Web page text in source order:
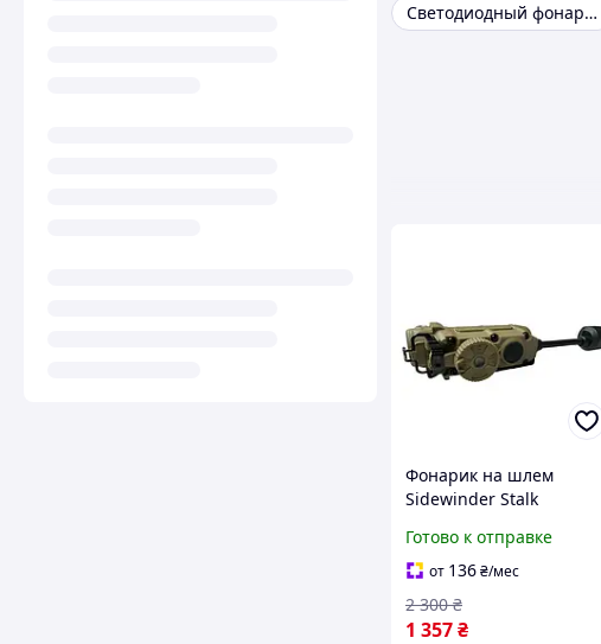
Светодиодный фонарь на каску
Фонарик на шлем
Sidewinder Stalk
креплением на каску,
военный фонарик
Готово к отправке
от 136₴/мес
1 357₴
2 300 ₴